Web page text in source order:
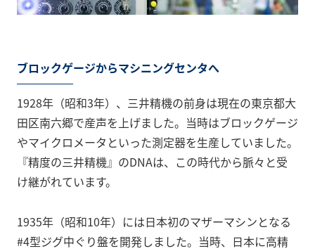
ブロックゲージからマシニングセンタへ
1928年（昭和3年）、三井精機の前身は現在の東京都大
田区南六郷で産声を上げました。当時はブロックゲージ
やマイクロメータといった測定器を生産していました。
『精度の三井精機』のDNAは、この時代から脈々と受
け継がれています。
1935年（昭和10年）には日本初のマザーマシンとなる
#4型ジグ中ぐり盤を開発しました。当時、日本に高精